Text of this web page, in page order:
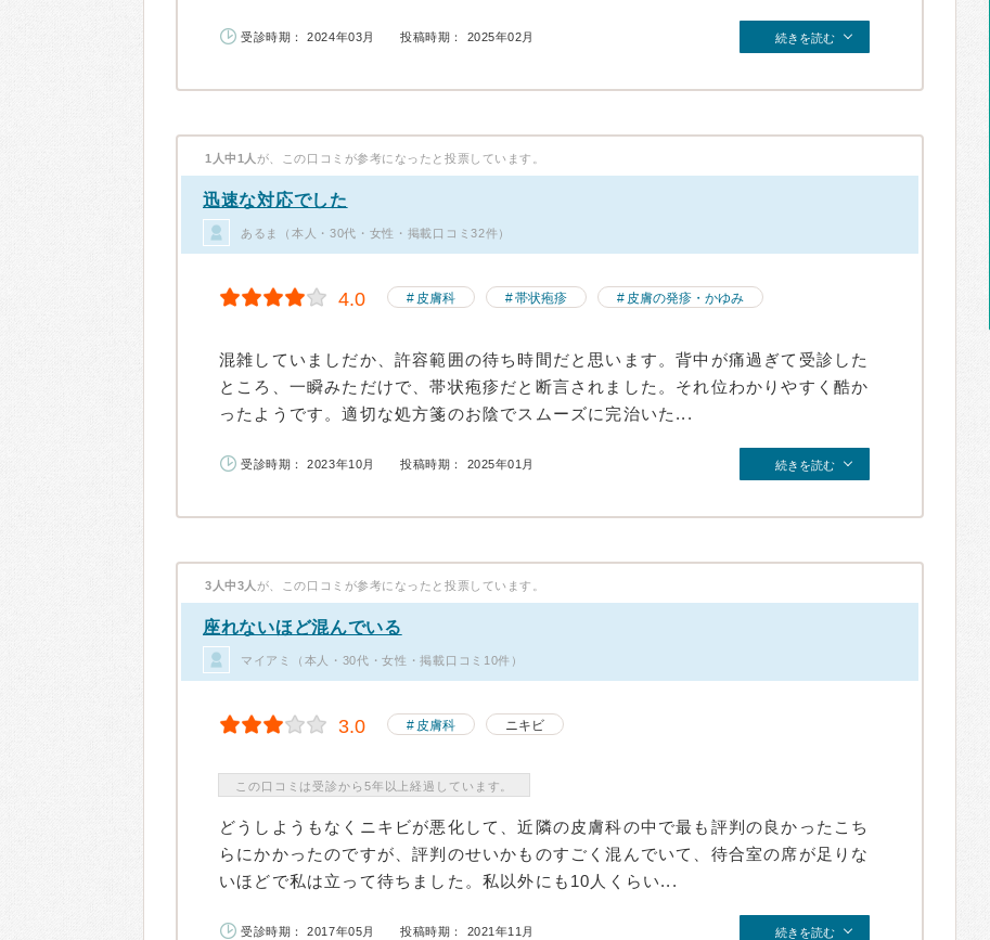
受診時期： 2024年03月 投稿時期： 2025年02月 続きを読む
1人中1人 が、この口コミが参考になったと投票しています。
迅速な対応でした
あるま（本人・30代・女性・掲載口コミ32件）
4.0 皮膚科 帯状疱疹 皮膚の発疹・かゆみ
混雑していましだか、許容範囲の待ち時間だと思います。背中が痛過ぎて受診した
ところ、一瞬みただけで、帯状疱疹だと断言されました。それ位わかりやすく酷か
ったようです。適切な処方箋のお陰でスムーズに完治いた...
受診時期： 2023年10月 投稿時期： 2025年01月 続きを読む
3人中3人 が、この口コミが参考になったと投票しています。
座れないほど混んでいる
マイアミ（本人・30代・女性・掲載口コミ10件）
3.0 皮膚科 ニキビ
この口コミは受診から5年以上経過しています。
どうしようもなくニキビが悪化して、近隣の皮膚科の中で最も評判の良かったこち
らにかかったのですが、評判のせいかものすごく混んでいて、待合室の席が足りな
いほどで私は立って待ちました。私以外にも10人くらい...
受診時期： 2017年05月 投稿時期： 2021年11月 続きを読む